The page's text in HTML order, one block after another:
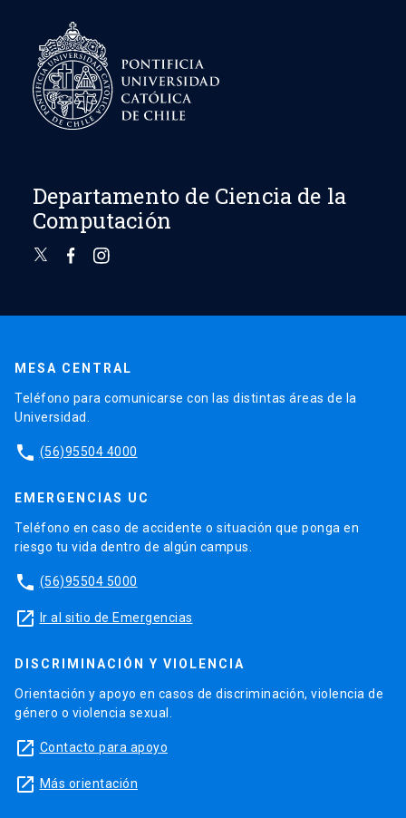
Departamento de Ciencia de la
Computación
MESA CENTRAL
Teléfono para comunicarse con las distintas áreas de la
Universidad.
phone (56)95504 4000
EMERGENCIAS UC
Teléfono en caso de accidente o situación que ponga en
riesgo tu vida dentro de algún campus.
phone (56)95504 5000
launch Ir al sitio de Emergencias
DISCRIMINACIÓN Y VIOLENCIA
Orientación y apoyo en casos de discriminación, violencia de
género o violencia sexual.
launch Contacto para apoyo
launch Más orientación